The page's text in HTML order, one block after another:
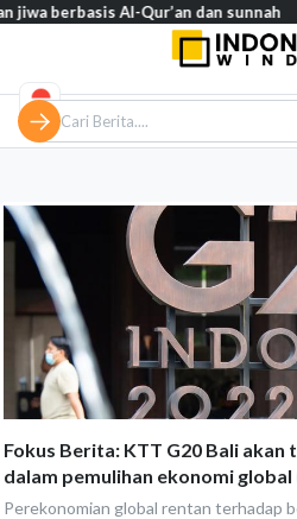
Fokus Berita: KTT G20 Bali
dalam pemulihan ekonomi global
Perekonomian global rentan terhadap
Al-Qur’an dan sunnah